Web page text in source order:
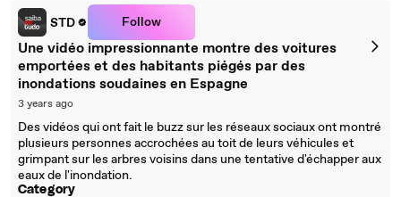
STD Follow
Une vidéo impressionnante montre des voitures
emportées et des habitants piégés par des
inondations soudaines en Espagne
3 years ago
Des vidéos qui ont fait le buzz sur les réseaux sociaux ont montré
plusieurs personnes accrochées au toit de leurs véhicules et
grimpant sur les arbres voisins dans une tentative d'échapper aux
eaux de l'inondation.
Category